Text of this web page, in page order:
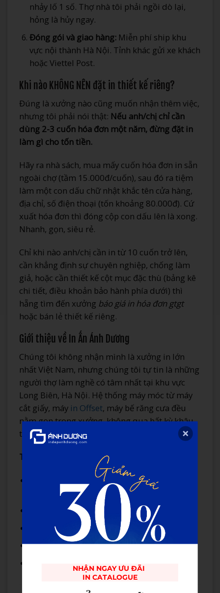
nhảy lố 1 số. Thợ nhà tôi phải ngồi dò lại,
hỏng là hủy ngay.
Đóng gói và giao hàng:Miễn phí ship khu
vực nội thành Hà Nội. Tỉnh khác gửi xe khách
hoặc Viettel Post.
Khi nào KHÔNG NÊN đặt in thiết kế riêng?
Đúng là xưởng nào cũng muốn nhận thêm việc,
nhưng tôi phải nói thật: Nếu anh/chị chỉ cần
dùng 2-3 cuốn hóa đơn một năm, đừng đặt in
làm gì cho tốn tiền.
Hãy ra nhà sách, mua mấy cuốn hóa đơn in sẵn
ngoài chợ (tầm 15.000đ/cuốn), sau đó ra tiệm
làm một con dấu chữ nhật khắc tên cửa hàng,
địa chỉ, số điện thoại (tốn khoảng 80.000đ). Cứ
xuất hóa đơn thì đóng cộp con dấu lên là xong.
Nhanh, gọn, siêu rẻ.
Chỉ khi nào anh/chị cần in từ 10 cuốn trở lên,
cần khẳng định sự chuyên nghiệp, chống làm
giả, hoặc cần thiết kế cột mục đặc thù (bảng kê
chi tiết, điều khoản bảo hành phía dưới) thì
hẵng tìm đến xưởng báo giá in hóa đơn gtgt
hoặc bán lẻ thiết kế riêng.
Giới thiệu về In Ấn Ánh Dương
Chúng tôi không nhận mình là xưởng in lớn
nhất Việt Nam, nhưng chúng tôi tự tin là những
người thợ làm nghề có tâm nhất tại khu vực
Long Biên, Hà Nội. Hệ thống máy móc từ máy
cắt giấy, máy in Offset, máy bế răng cưa đều
nằm gọn trong xưởng, không qua bất kỳ khâu
trung gian nào.
Thông tin liên hệ trực tiếp xưởng in:
88 Nguyễn Sơn, Ngọc Lâm, Long
Biên, Hà Nội.
Hotline/Zalo: 0981.081.786
kdanhduong88@gmail.com
Website:https://indepanhduong.com/
Công Ty In Ấn Ánh Dương
NHẬN NGAY ƯU ĐÃI
IN CATALOGUE